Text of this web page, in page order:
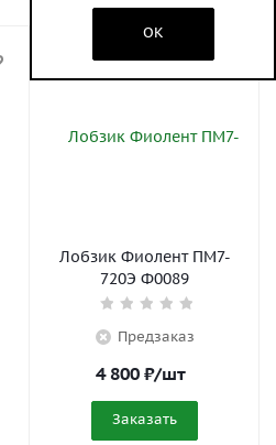
НОВИНКА
Лобзик Фиолент ПМ7-
720Э Ф0089
Предзаказ
4 800 ₽/шт
Заказать
OK